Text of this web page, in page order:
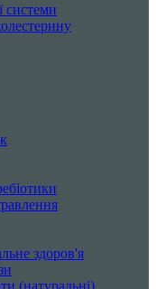
системи
здоров'я
(натуральні)